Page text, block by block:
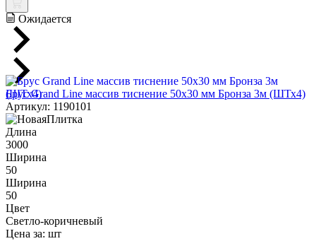
Ожидается
Брус Grand Line массив тиснение 50х30 мм Бронза 3м (ШТх4)
Артикул: 1190101
Длина
3000
Ширина
50
Ширина
50
Цвет
Светло-коричневый
Цена за: шт